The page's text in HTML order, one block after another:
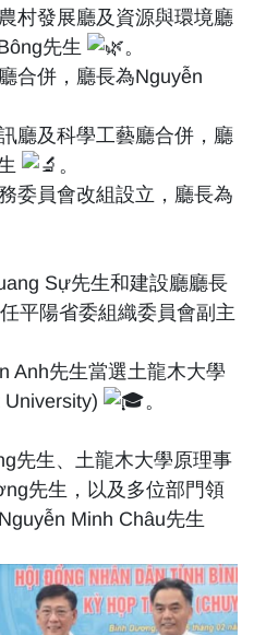
村發展廳及資源與環境廳
先生
。
合併，廳長為Nguyễn
廳及科學工藝廳合併，廳
。
委員會改組設立，廳長為
Sự先生和建設廳廳長
平陽省委組織委員會副主
Anh先生當選土龍木大學
。
先生、土龍木大學原理事
先生，以及多位部門領
Minh Châu先生